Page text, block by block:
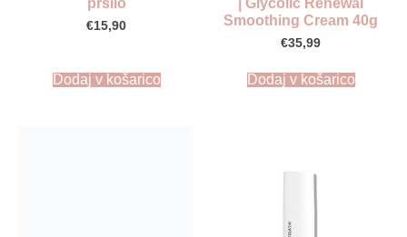
€15,90
Dodaj v košarico
Smoothing Cream 40g
€35,99
Dodaj v košarico